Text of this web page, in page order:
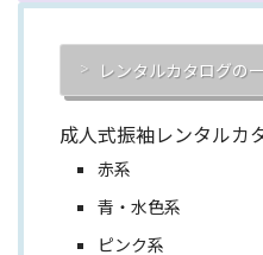
レンタルカタログの
成人式振袖レンタルカ
赤系
青・水色系
ピンク系